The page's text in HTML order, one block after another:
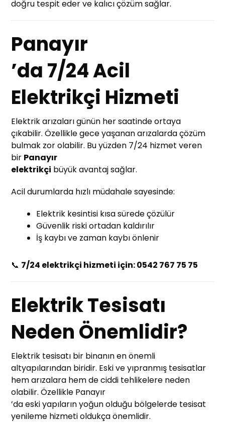
doğru tespit eder ve kalıcı çözüm sağlar.
Panayır
’da 7/24 Acil
Elektrikçi Hizmeti
Elektrik arızaları günün her saatinde ortaya
çıkabilir. Özellikle gece yaşanan arızalarda çözüm
bulmak zor olabilir. Bu yüzden 7/24 hizmet veren
bir Panayır
elektrikçi büyük avantaj sağlar.
Acil durumlarda hızlı müdahale sayesinde:
Elektrik kesintisi kısa sürede çözülür
Güvenlik riski ortadan kaldırılır
İş kaybı ve zaman kaybı önlenir
📞 7/24 elektrikçi hizmeti için: 0542 767 75 75
Elektrik Tesisatı
Neden Önemlidir?
Elektrik tesisatı bir binanın en önemli
altyapılarından biridir. Eski ve yıpranmış tesisatlar
hem arızalara hem de ciddi tehlikelere neden
olabilir. Özellikle Panayır
’da eski yapıların yoğun olduğu bölgelerde tesisat
yenileme hizmeti oldukça önemlidir.